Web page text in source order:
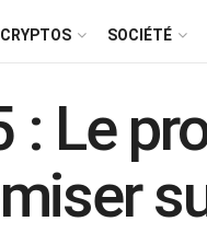
SOCIÉTÉ
: Le